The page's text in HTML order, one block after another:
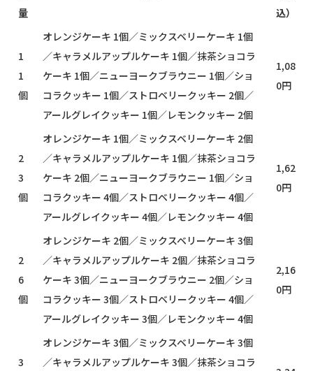
量
込）
1
1
個
オレンジケーキ 1個／ミックスベリーケーキ 1個
／キャラメルアップルケーキ 1個／抹茶ショコラ
ケーキ 1個／ニューヨークブラウニー 1個／ショ
コラクッキー 1個／ストロベリークッキー 2個／
アールグレイクッキー 1個／レモンクッキー 2個
1,08
0円
2
3
個
オレンジケーキ 1個／ミックスベリーケーキ 2個
／キャラメルアップルケーキ 1個／抹茶ショコラ
ケーキ 2個／ニューヨークブラウニー 1個／ショ
コラクッキー 4個／ストロベリークッキー 4個／
アールグレイクッキー 4個／レモンクッキー 4個
1,62
0円
2
6
個
オレンジケーキ 2個／ミックスベリーケーキ 3個
／キャラメルアップルケーキ 2個／抹茶ショコラ
ケーキ 3個／ニューヨークブラウニー 2個／ショ
コラクッキー 3個／ストロベリークッキー 4個／
アールグレイクッキー 3個／レモンクッキー 4個
2,16
0円
3
オレンジケーキ 3個／ミックスベリーケーキ 3個
／キャラメルアップルケーキ 3個／抹茶ショコラ